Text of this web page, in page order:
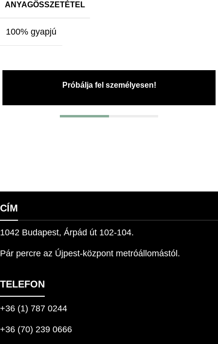
ANYAGÖSSZETÉTEL
100% gyapjú
Próbálja fel személyesen!
CÍM
1042 Budapest, Árpád út 102-104.
Pár percre az Újpest-központ metróállomástól.
TELEFON
+36 (1) 787 0244
+36 (70) 239 0666